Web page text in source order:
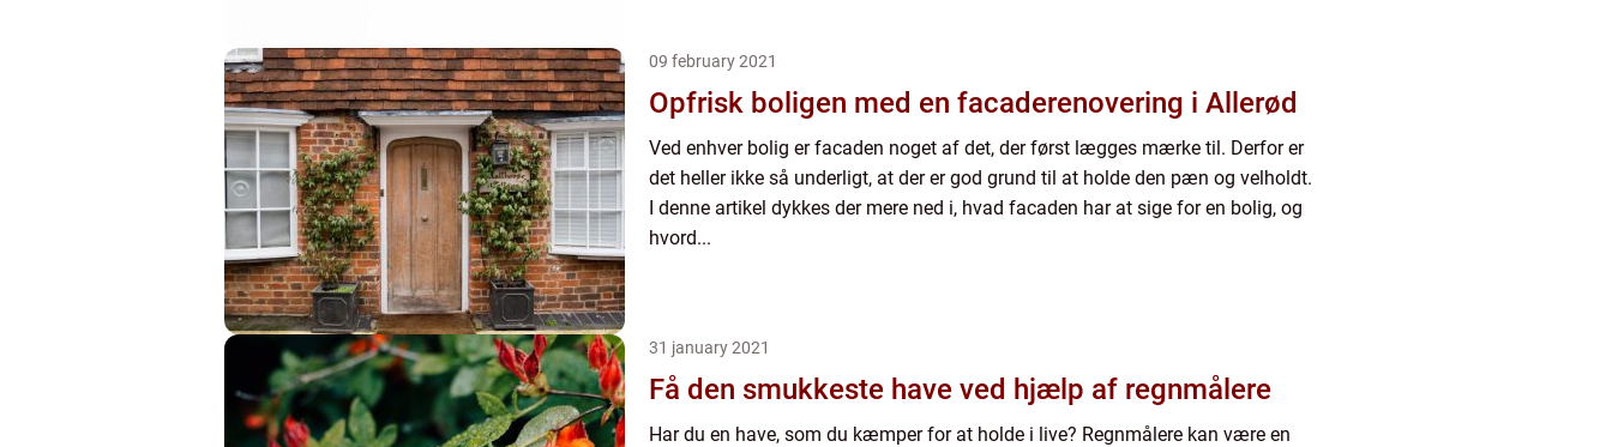
09 february 2021
Opfrisk boligen med en facaderenovering i Allerød
Ved enhver bolig er facaden noget af det, der først lægges mærke til. Derfor er
det heller ikke så underligt, at der er god grund til at holde den pæn og velholdt.
I denne artikel dykkes der mere ned i, hvad facaden har at sige for en bolig, og
hvord...
31 january 2021
Få den smukkeste have ved hjælp af regnmålere
Har du en have, som du kæmper for at holde i live? Regnmålere kan være en